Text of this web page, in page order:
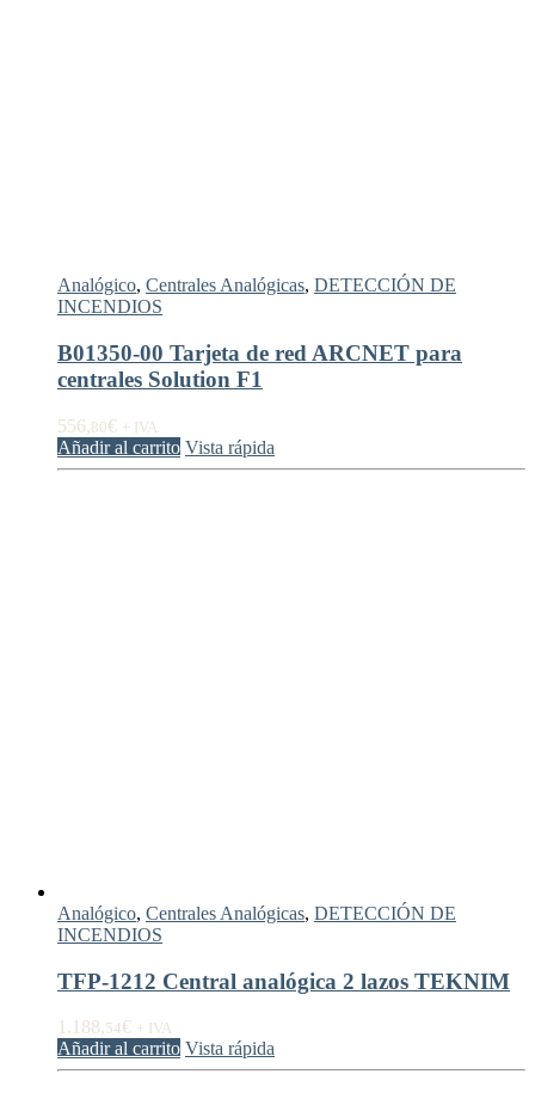
Analógico, Centrales Analógicas, DETECCIÓN DE
INCENDIOS
B01350-00 Tarjeta de red ARCNET para
centrales Solution F1
556,80€ + IVA
Añadir al carrito Vista rápida
Analógico, Centrales Analógicas, DETECCIÓN DE
INCENDIOS
TFP-1212 Central analógica 2 lazos TEKNIM
1.188,54€ + IVA
Añadir al carrito Vista rápida